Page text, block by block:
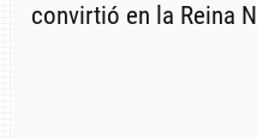
convirtió en la Reina